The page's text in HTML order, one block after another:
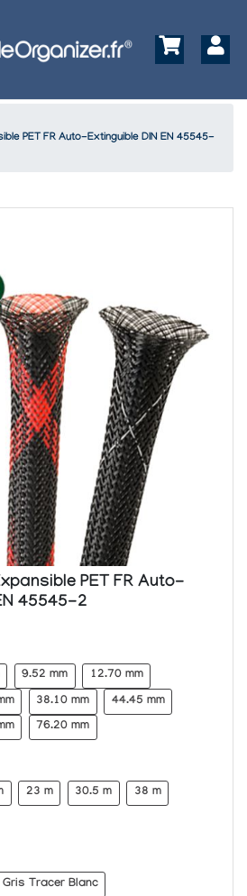
PET FR Auto-Extinguible DIN EN 45545-
PET FR Auto-
45545-2
9.52 mm
12.70 mm
38.10 mm
44.45 mm
76.20 mm
23 m 30.5 m
38 m
Gris Tracer Blanc